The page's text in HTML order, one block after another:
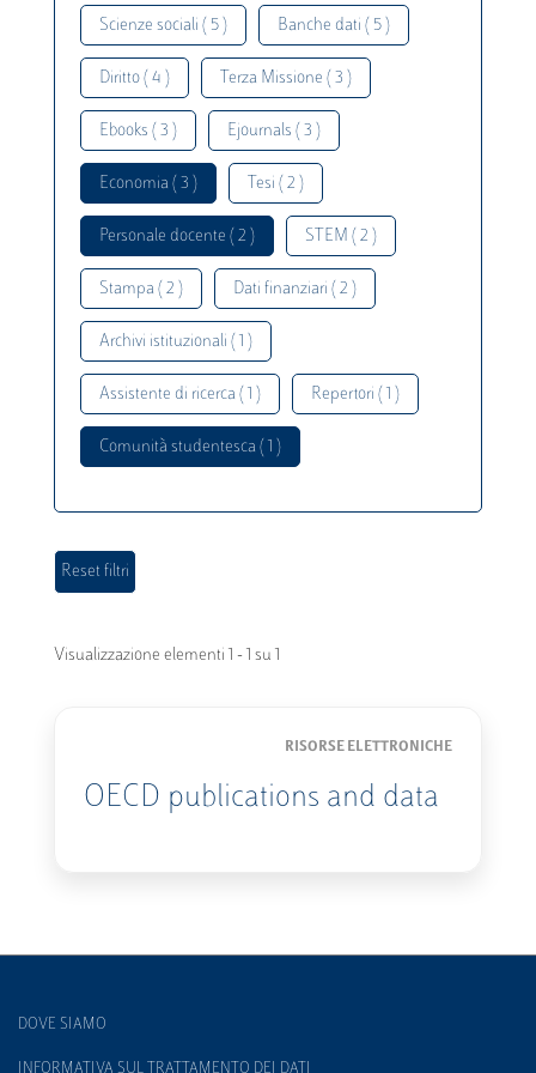
Scienze sociali ( 5 ) Banche dati ( 5 )
Diritto ( 4 ) Terza Missione ( 3 )
Ebooks ( 3 ) Ejournals ( 3 )
Economia ( 3 ) Tesi ( 2 )
Personale docente ( 2 ) STEM ( 2 )
Stampa ( 2 ) Dati finanziari ( 2 )
Archivi istituzionali ( 1 )
Assistente di ricerca ( 1 ) Repertori ( 1 )
Comunità studentesca ( 1 )
Visualizzazione elementi 1 - 1 su 1
RISORSE ELETTRONICHE
OECD publications and data
DOVE SIAMO
INFORMATIVA SUL TRATTAMENTO DEI DATI